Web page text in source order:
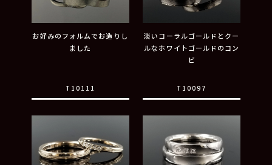
お好みのフォルムでお造りし
ました
T10111
淡いコーラルゴールドとクー
ルなホワイトゴールドのコン
ビ
T10097